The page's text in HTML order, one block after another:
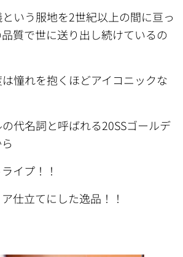
いう服地を2世紀以上の間に亘っ
質で世に送り出し続けているの
憧れを抱くほどアイコニックな
代名詞と呼ばれる20SSゴールデ
イプ！！
仕立てにした逸品！！